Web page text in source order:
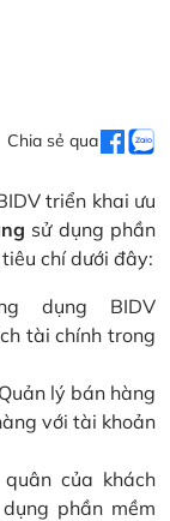
Chia sẻ qua
triển khai ưu
sử dụng phần
chí dưới đây:
dụng BIDV
tài chính trong
lý bán hàng
với tài khoản
của khách
phần mềm